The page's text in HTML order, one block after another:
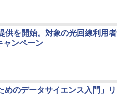
供を開始。対象の光回線利用者
ャンペーン
めのデータサイエンス入門」リ